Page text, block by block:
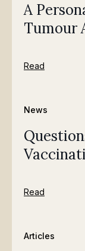
A
Tumour
Read
News
Read
Articles